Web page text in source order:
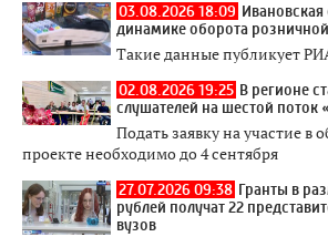
03.08.2026 18:09 Ивановская
динамике оборота
Такие данные публикует
02.08.2026 19:25 В регионе
слушателей на шестой
Подать заявку на участие в
проекте необходимо до 4 сентября
27.07.2026 09:38 Гранты в
рублей получат 22
вузов